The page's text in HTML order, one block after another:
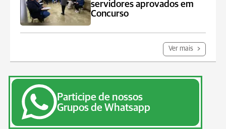
servidores aprovados em
Concurso
Ver mais
Participe de nossos
Grupos de Whatsapp